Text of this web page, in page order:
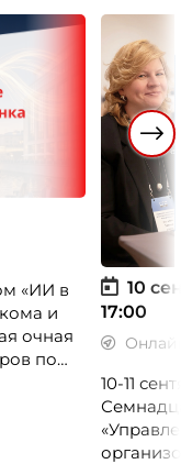
«ИИ в
и
очная
по
10
17:00
10-11